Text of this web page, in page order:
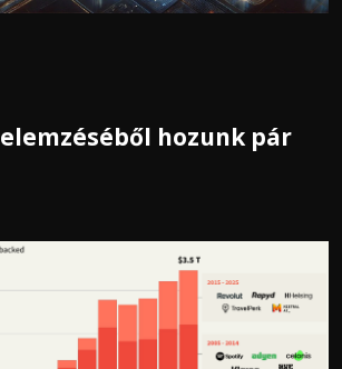
hozunk pár